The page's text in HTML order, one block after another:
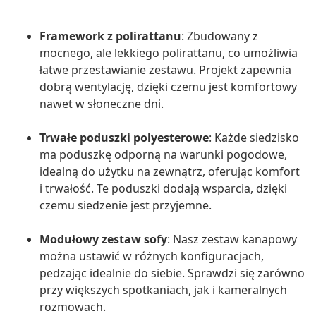
Framework z polirattanu: Zbudowany z
mocnego, ale lekkiego polirattanu, co umożliwia
łatwe przestawianie zestawu. Projekt zapewnia
dobrą wentylację, dzięki czemu jest komfortowy
nawet w słoneczne dni.
Trwałe poduszki polyesterowe: Każde siedzisko
ma poduszkę odporną na warunki pogodowe,
idealną do użytku na zewnątrz, oferując komfort
i trwałość. Te poduszki dodają wsparcia, dzięki
czemu siedzenie jest przyjemne.
Modułowy zestaw sofy: Nasz zestaw kanapowy
można ustawić w różnych konfiguracjach,
pedzając idealnie do siebie. Sprawdzi się zarówno
przy większych spotkaniach, jak i kameralnych
rozmowach.